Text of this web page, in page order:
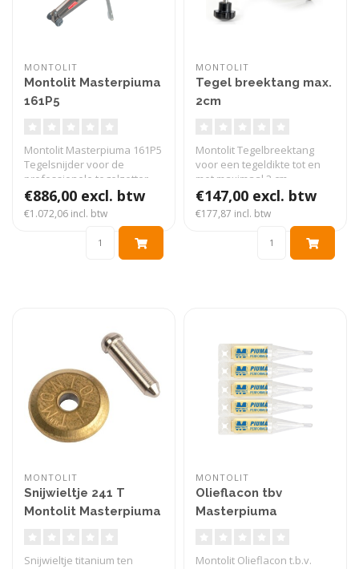
MONTOLIT
Montolit Masterpiuma
161P5
Montolit Masterpiuma 161P5
Tegelsnijder voor de
professionele tegelzetter.
Sni..
€886,00 excl. btw
€1.072,06 incl. btw
MONTOLIT
Tegel breektang max.
2cm
Montolit Tegelbreektang
voor een tegeldikte tot en
met maximaal 2 cm.
Uiteraard ..
€147,00 excl. btw
€177,87 incl. btw
MONTOLIT
Snijwieltje 241 T
Montolit Masterpiuma
Snijwieltje titanium ten
MONTOLIT
Olieflacon tbv
Masterpiuma
Montolit Olieflacon t.b.v.